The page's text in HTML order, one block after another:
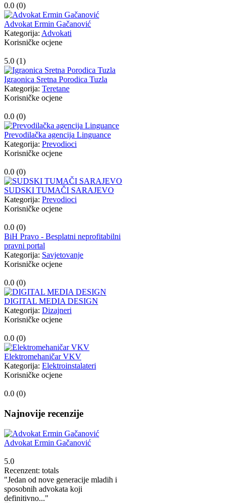
0.0 (0)
Advokat Ermin Gačanović
Kategorija: Advokati
Korisničke ocjene
5.0 (1)
Igraonica Sretna Porodica Tuzla
Kategorija: Teretane
Korisničke ocjene
0.0 (0)
Prevodilačka agencija Linguance
Kategorija: Prevodioci
Korisničke ocjene
0.0 (0)
SUDSKI TUMAČI SARAJEVO
Kategorija: Prevodioci
Korisničke ocjene
0.0 (0)
BiH Pravo - Besplatni neprofitabilni
pravni portal
Kategorija: Savjetovanje
Korisničke ocjene
0.0 (0)
DIGITAL MEDIA DESIGN
Kategorija: Dizajneri
Korisničke ocjene
0.0 (0)
Elektromehaničar VKV
Kategorija: Elektroinstalateri
Korisničke ocjene
0.0 (0)
Najnovije recenzije
Advokat Ermin Gačanović
5.0
Recenzent: totals
"Jedan od nove generacije mladih i
sposobnih advokata koji
definitivno..."